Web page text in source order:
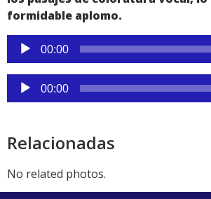
formidable aplomo.
Reproductor
de
audio
00:00
Reproductor
de
00:00
Relacionadas
No related photos.